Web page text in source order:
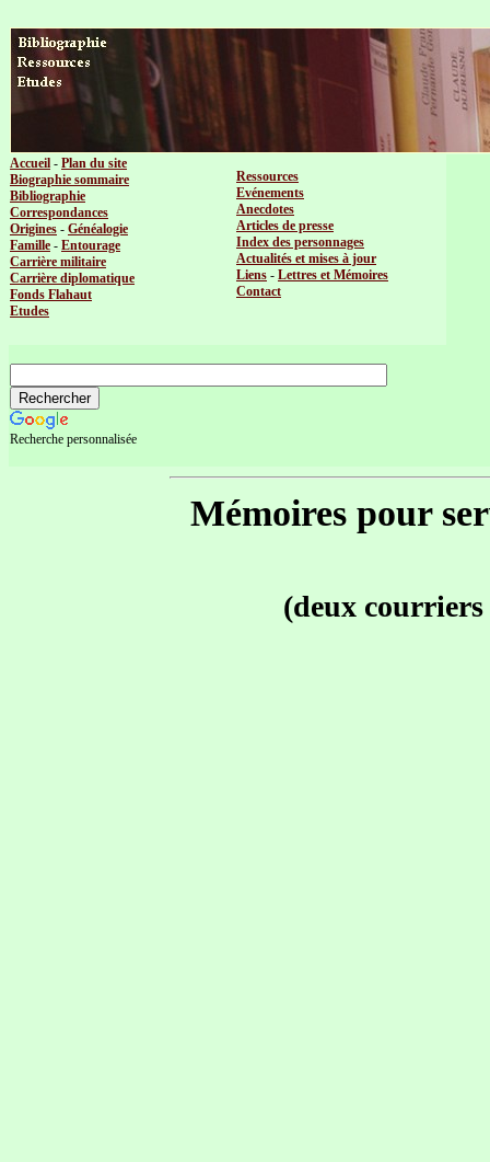
Accueil - Plan du site
Biographie sommaire
Bibliographie
Correspondances
Origines - Généalogie
Famille - Entourage
Carrière militaire
Carrière diplomatique
Fonds Flahaut
Etudes
Ressources
Evénements
Anecdotes
Articles de presse
Index des personnages
Actualités et mises à jour
Liens - Lettres et Mémoires
Contact
Recherche personnalisée
Mémoires pour
(deux courriers